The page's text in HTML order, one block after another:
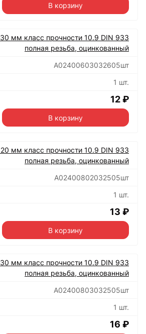
В корзину
мм класс прочности 10.9 DIN 933
полная резьба, оцинкованный
А02400603032605шт
1 шт.
12 ₽
В корзину
мм класс прочности 10.9 DIN 933
полная резьба, оцинкованный
А02400802032505шт
1 шт.
13 ₽
В корзину
мм класс прочности 10.9 DIN 933
полная резьба, оцинкованный
А02400803032505шт
1 шт.
16 ₽